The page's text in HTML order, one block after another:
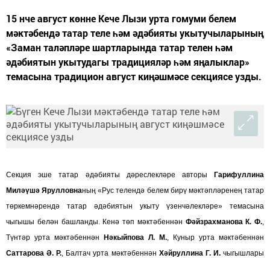
15 нче август көнне Кече Лызи урта гомуми белем
мәктәбендә татар теле һәм әдәбияты укытучыларының
«Заман таләпләре шартларында татар телен һәм
әдәбиятын укытудагы традицияләр һәм яңалыклар»
темасына традицион август киңәшмәсе секциясе узды.
Секция эше татар әдәбияты дәреслекләре авторы
Гарифуллина
Миләүшә Ярулловнаның «Рус телендә белем бирү мәктәпләренең татар
төркемнәрендә татар әдәбиятын укыту үзенчәлекләре» темасына
чыгышы белән башланды. Кенә төп мәктәбеннән Фәйзрахманова К. Ф.,
Түнтәр урта мәктәбеннән
Нәкыйпова Л. М., Куныр урта мәктәбеннән
Саттарова Ә. Р., Балтач урта мәктәбеннән Хәйруллина Г. И.чыгышлары